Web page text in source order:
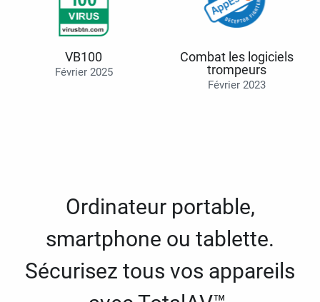
VB100
Février 2025
Combat les logiciels
trompeurs
Février 2023
Ordinateur portable,
smartphone ou tablette.
Sécurisez tous vos appareils